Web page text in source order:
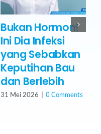
Bukan Hormon!
Ini Dia Infeksi
yang Sebabkan
Keputihan Bau
dan Berlebih
31 Mei 2026 0 Comments